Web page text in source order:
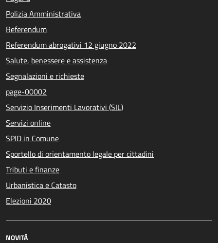
Polizia Amministrativa
Referendum
Referendum abrogativi 12 giugno 2022
Salute, benessere e assistenza
Segnalazioni e richieste
page-00002
Servizio Inserimenti Lavorativi (SIL)
Servizi online
SPID in Comune
Sportello di orientamento legale per cittadini
Tributi e finanze
Urbanistica e Catasto
Elezioni 2020
NOVITÀ